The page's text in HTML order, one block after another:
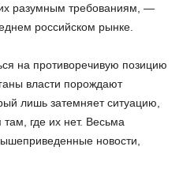
разумным требованиям, —
российском рынке.
на противоречивую позицию
власти порождают
лишь затемняет ситуацию,
где их нет. Весьма
новости,